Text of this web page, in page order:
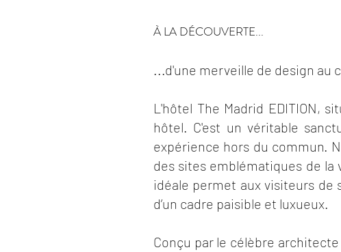
À LA DÉCOUVERTE...
...d'une merveille de design au
L'hôtel The Madrid EDITION,
hôtel. C'est un véritable
expérience hors du commun.
des sites emblématiques de la
idéale permet aux visiteurs de
d’un cadre paisible et luxueux.
Conçu par le célèbre